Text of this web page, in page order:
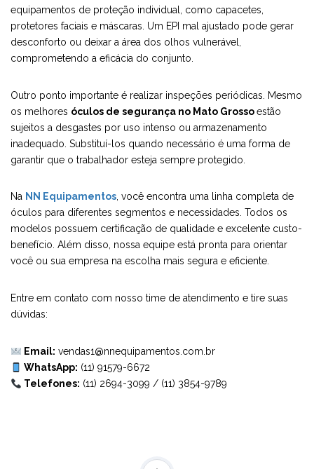
equipamentos de proteção individual, como capacetes,
protetores faciais e máscaras. Um EPI mal ajustado pode gerar
desconforto ou deixar a área dos olhos vulnerável,
comprometendo a eficácia do conjunto.
Outro ponto importante é realizar inspeções periódicas. Mesmo
os melhores óculos de segurança no Mato Grossoestão
sujeitos a desgastes por uso intenso ou armazenamento
inadequado. Substituí-los quando necessário é uma forma de
garantir que o trabalhador esteja sempre protegido.
Na NN Equipamentos, você encontra uma linha completa de
óculos para diferentes segmentos e necessidades. Todos os
modelos possuem certificação de qualidade e excelente custo-
benefício. Além disso, nossa equipe está pronta para orientar
você ou sua empresa na escolha mais segura e eficiente.
Entre em contato com nosso time de atendimento e tire suas
dúvidas:
Email: vendas1@nnequipamentos.com.br
WhatsApp: (11) 91579-6672
Telefones: (11) 2694-3099 / (11) 3854-9789